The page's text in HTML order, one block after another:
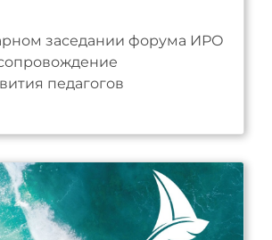
заседании форума ИРО
педагогов